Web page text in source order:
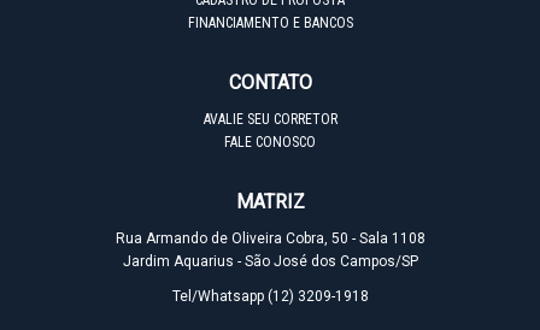
FINANCIAMENTO E BANCOS
CONTATO
AVALIE SEU CORRETOR
FALE CONOSCO
MATRIZ
Rua Armando de Oliveira Cobra, 50 - Sala 1108
Jardim Aquarius - São José dos Campos/SP
Tel/Whatsapp (12) 3209-1918